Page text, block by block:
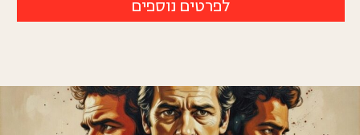
לפרטים נוספים